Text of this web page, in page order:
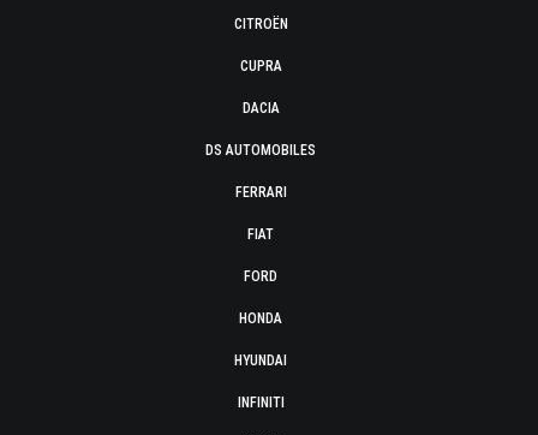
CITROËN
CUPRA
DACIA
DS AUTOMOBILES
FERRARI
FIAT
FORD
HONDA
HYUNDAI
INFINITI